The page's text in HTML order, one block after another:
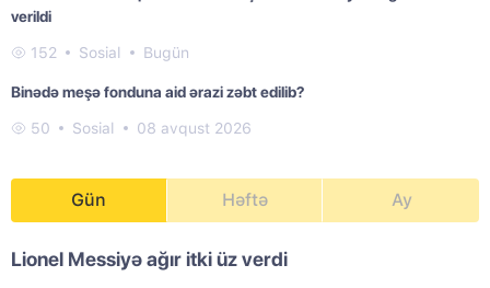
verildi
152 Sosial Bugün
Binədə meşə fonduna aid ərazi zəbt edilib?
50 Sosial 08 avqust 2026
Gün Həftə Ay
Lionel Messiyə ağır itki üz verdi